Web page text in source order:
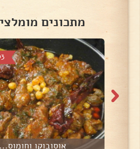
מתכונים
אוסובוקו וחומוס...